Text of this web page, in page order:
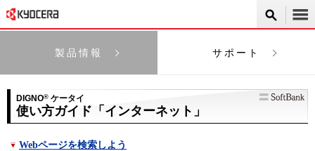
製品情報 サポート
DIGNO® ケータイ
使い方ガイド「インターネット」
Webページを検索しよう